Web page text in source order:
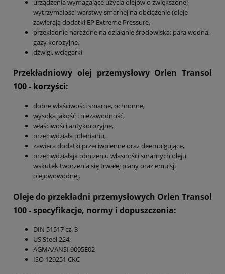
wytrzymałości warstwy smarnej na obciążenie (oleje
zawierają dodatki EP Extreme Pressure,
przekładnie narażone na działanie środowiska: para wodna,
gazy korozyjne,
dźwigi, wciągarki
Przekładniowy olej przemysłowy Orlen Transol
100- korzyści:
dobre właściwości smarne, ochronne,
wysoka jakość i niezawodność,
właściwości antykorozyjne,
przeciwdziała utlenianiu,
zawiera dodatki przeciwpienne oraz deemulgujące,
przeciwdziałaja obniżeniu własności smarnych oleju
wskutek tworzenia się trwałej piany oraz emulsji
olejowowodnej.
Oleje do przekładni przemysłowych Orlen Transol
100- specyfikacje, normy i dopuszczenia:
DIN 51517 cz. 3
US Steel 224,
AGMA/ANSI 9005E02
ISO 129251 CKC